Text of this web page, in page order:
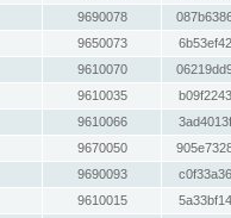
9690078
9650073
9610070
9610035
9610066
9670050
9690093
9610015